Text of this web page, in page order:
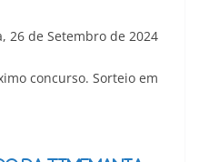
26 de Setembro de 2024
concurso. Sorteio em